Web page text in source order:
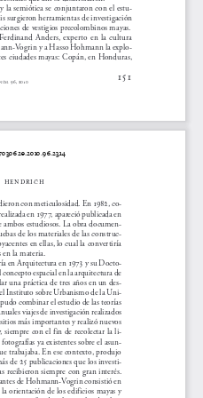
N ÚM. 96, 2010 151
la semiótica se conjuntaron con el estu-
surgieron herramientas de investigación
de vestigios precolombinos mayas.
Anders,  experto  en  la  cultura
Vogrin y a Hasso Hohmann la explo-
ciudades mayas: Copán, en Honduras,
hendrich
con meticulosidad. En 1982, co-
en 1977, apareció publicada en
ambos estudiosos. La obra documen-
de los materiales de las construc-
en ellas, lo cual la convertiría
en la materia.
en Arquitectura en 1973 y su Docto-
espacial en la arquitectura de
una práctica de tres años en un des-
Instituto sobre Urbanismo de la Uni-
combinar el estudio de las teorías
viajes de investigación realizados
más importantes y realizó nuevos
siempre con el fin de recolectar la li-
ya existentes sobre el asun-
trabajaba. En ese contexto, produjo
de 25 publicaciones que los investi-
recibieron siempre con gran interés.
de Hohmann-Vogrin consistió en
la orientación de los edificios mayas y